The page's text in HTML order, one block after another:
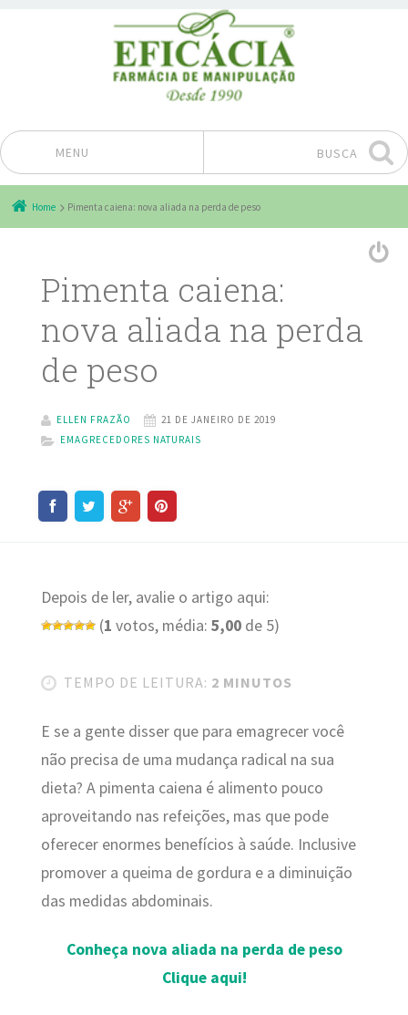
MENU
Pular para o conteúdo
BUSCA
Home Pimenta caiena: nova aliada na perda de peso
Pimenta caiena:
nova aliada na perda
de peso
ELLEN FRAZÃO
21 DE JANEIRO DE 2019
EMAGRECEDORES NATURAIS
Depois de ler, avalie o artigo aqui:
(1 votos, média: 5,00de 5)
TEMPO DE LEITURA: 2 MINUTOS
E se a gente disser que para emagrecer você
não precisa de uma mudança radical na sua
dieta? A pimenta caiena é alimento pouco
aproveitando nas refeições, mas que pode
oferecer enormes benefícios à saúde. Inclusive
promover a queima de gordura e a diminuição
das medidas abdominais.
Conheça nova aliada na perda de peso
Clique aqui!